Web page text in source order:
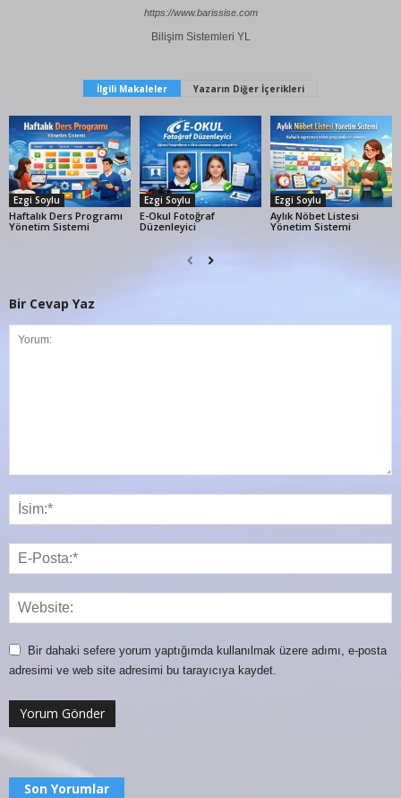
https://www.barissise.com
Bilişim Sistemleri YL
İlgili Makaleler Yazarın Diğer İçerikleri
Ezgi Soylu
Haftalık Ders Programı
Yönetim Sistemi
Ezgi Soylu
E-Okul Fotoğraf
Düzenleyici
Ezgi Soylu
Aylık Nöbet Listesi
Yönetim Sistemi
Bir Cevap Yaz
Bir dahaki sefere yorum yaptığımda kullanılmak üzere adımı, e-posta
adresimi ve web site adresimi bu tarayıcıya kaydet.
Son Yorumlar